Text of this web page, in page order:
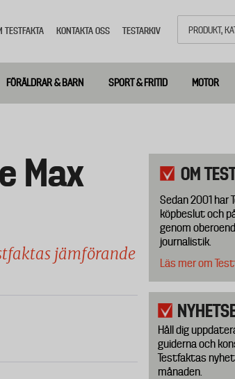
TESTFAKTA KONTAKTA OSS TESTARKIV
FÖRÄLDRAR & BARN SPORT & FRITID MOTOR
Max
jämförande
OM
Sedan 2001
köpbeslut och
genom
journalistik.
Läs mer om
Håll dig
guiderna och
Testfaktas
månaden.